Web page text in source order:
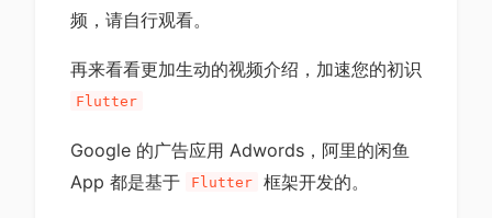
频，请自行观看。
再来看看更加生动的视频介绍，加速您的初识
Flutter
Google 的广告应用 Adwords，阿里的闲鱼
App 都是基于
Flutter 框架开发的。